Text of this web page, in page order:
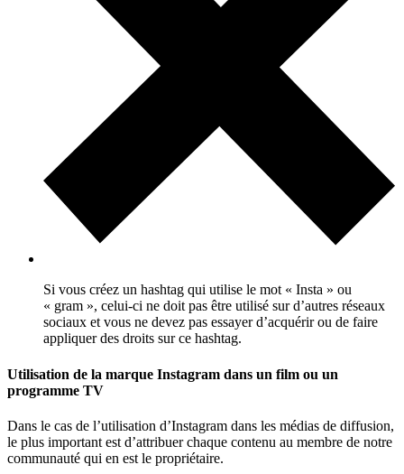
Si vous créez un hashtag qui utilise le mot « Insta » ou
« gram », celui-ci ne doit pas être utilisé sur d’autres réseaux
sociaux et vous ne devez pas essayer d’acquérir ou de faire
appliquer des droits sur ce hashtag.
Utilisation de la marque Instagram dans un film ou un
programme TV
Dans le cas de l’utilisation d’Instagram dans les médias de diffusion,
le plus important est d’attribuer chaque contenu au membre de notre
communauté qui en est le propriétaire.